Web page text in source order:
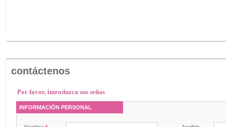
contáctenos
Por favor, introduzca sus señas
INFORMACIÓN PERSONAL